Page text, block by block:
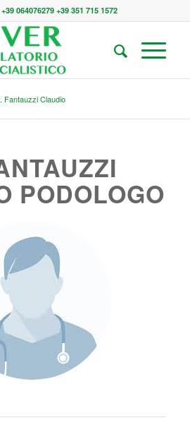
064076279 +39 351 715 1572
Fantauzzi Claudio
PODOLOGO
F. SCICCHITANO